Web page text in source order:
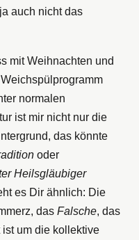
auch nicht das
mit Weihnachten und
normalen
ist mir nicht nur die
das könnte
oder
Heilsgläubiger
es Dir ähnlich: Die
dasFalsche, das
um die kollektive